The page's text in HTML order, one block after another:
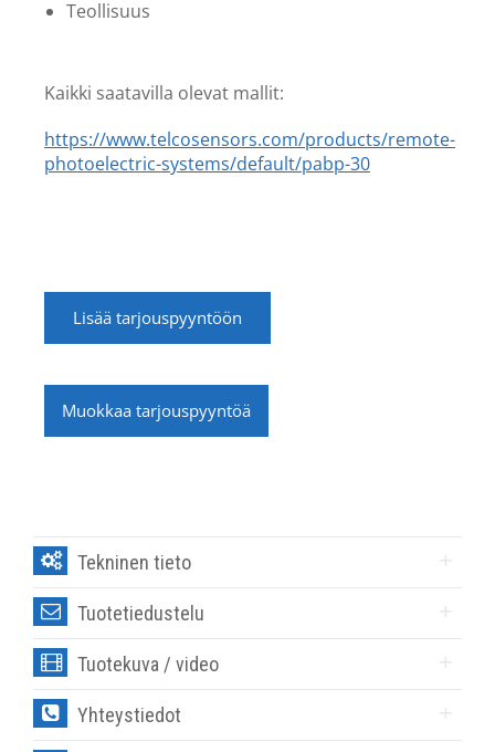
Teollisuus
Kaikki saatavilla olevat mallit:
https://www.telcosensors.com/products/remote-
photoelectric-systems/default/pabp-30
Lisää tarjouspyyntöön
Muokkaa tarjouspyyntöä
Tekninen tieto
Tuotetiedustelu
Tuotekuva / video
Yhteystiedot